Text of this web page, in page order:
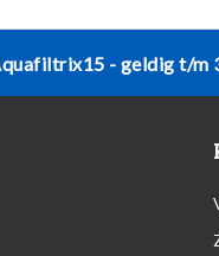
- geldig t/m